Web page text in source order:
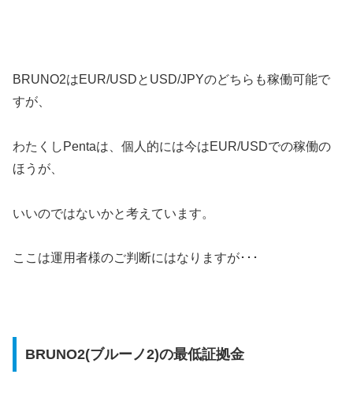
BRUNO2はEUR/USDとUSD/JPYのどちらも稼働可能で
すが、
わたくしPentaは、個人的には今はEUR/USDでの稼働の
ほうが、
いいのではないかと考えています。
ここは運用者様のご判断にはなりますが･･･
BRUNO2(ブルーノ2)の最低証拠金